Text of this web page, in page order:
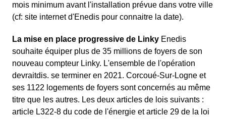
mois minimum avant l'installation prévue dans votre ville
(cf: site internet d'Enedis pour connaitre la date).
La mise en place progressive de Linky Enedis
souhaite équiper plus de 35 millions de foyers de son
nouveau compteur Linky. L'ensemble de l'opération
devraitdis. se terminer en 2021. Corcoué-Sur-Logne et
ses 1122 logements de foyers sont concernés au même
titre que les autres. Les deux articles de lois suivants :
article L322-8 du code de l'énergie et article 29 de la loi